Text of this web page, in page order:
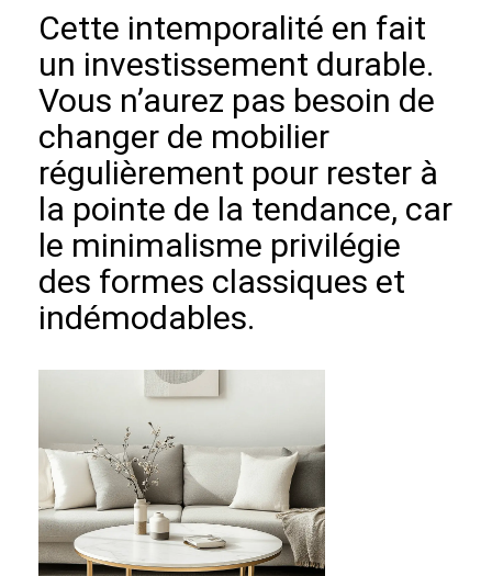
Cette intemporalité en fait
un investissement durable.
Vous n’aurez pas besoin de
changer de mobilier
régulièrement pour rester à
la pointe de la tendance, car
le minimalisme privilégie
des formes classiques et
indémodables.